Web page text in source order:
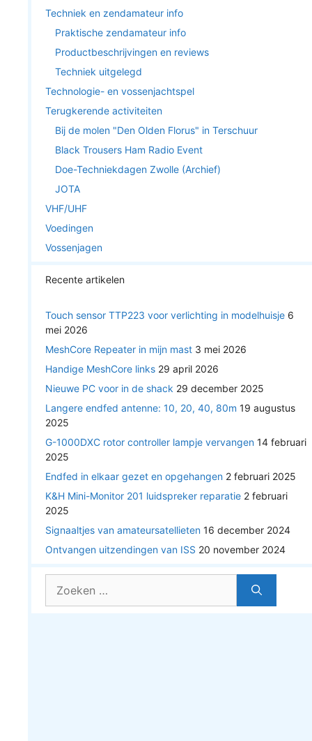
Techniek en zendamateur info
Praktische zendamateur info
Productbeschrijvingen en reviews
Techniek uitgelegd
Technologie- en vossenjachtspel
Terugkerende activiteiten
Bij de molen "Den Olden Florus" in Terschuur
Black Trousers Ham Radio Event
Doe-Techniekdagen Zwolle (Archief)
JOTA
VHF/UHF
Voedingen
Vossenjagen
Recente artikelen
Touch sensor TTP223 voor verlichting in modelhuisje 6
mei 2026
MeshCore Repeater in mijn mast 3 mei 2026
Handige MeshCore links 29 april 2026
Nieuwe PC voor in de shack 29 december 2025
Langere endfed antenne: 10, 20, 40, 80m 19 augustus
2025
G-1000DXC rotor controller lampje vervangen 14 februari
2025
Endfed in elkaar gezet en opgehangen 2 februari 2025
K&H Mini-Monitor 201 luidspreker reparatie 2 februari
2025
Signaaltjes van amateursatellieten 16 december 2024
Ontvangen uitzendingen van ISS 20 november 2024
naar: